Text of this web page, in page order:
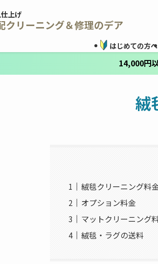
上げ
クリーニング＆修理のデア
はじめての方へ
14,000円
絨
絨毯クリーニング料
オプション料金
マットクリーニング
絨毯・ラグの送料